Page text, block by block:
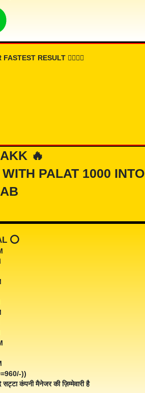
RESULT 👇🏾👇🏾
🔥
PALAT 1000 INTO
⭕️
))
कंपनी मैनेजर की ज़िम्मेवारी है